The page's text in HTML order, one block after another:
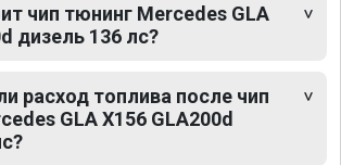
чип тюнинг Mercedes GLA
дизель 136 лс?
расход топлива после чип
GLA X156 GLA200d